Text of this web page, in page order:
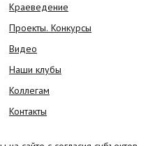
Краеведение
Проекты. Конкурсы
Видео
Наши клубы
Коллегам
Контакты